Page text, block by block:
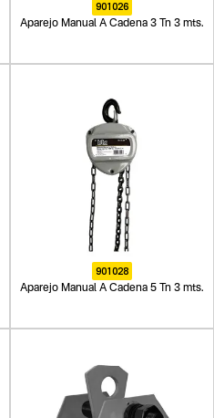
901026
Aparejo Manual A Cadena 3 Tn 3 mts.
901028
Aparejo Manual A Cadena 5 Tn 3 mts.